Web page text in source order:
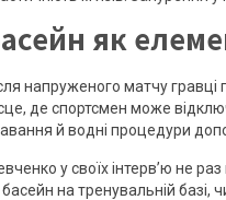
як
напруженого матчу
де спортсмен може
й водні процедури
у своїх інтерв’ю не
басейн на тренувальній